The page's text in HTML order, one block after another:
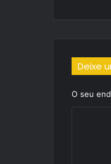
Deixe
O seu